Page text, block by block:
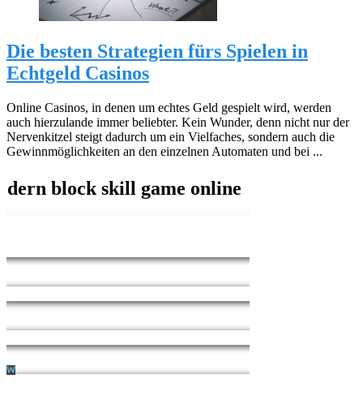
Die besten Strategien fürs Spielen in
Echtgeld Casinos
Online Casinos, in denen um echtes Geld gespielt wird, werden
auch hierzulande immer beliebter. Kein Wunder, denn nicht nur der
Nervenkitzel steigt dadurch um ein Vielfaches, sondern auch die
Gewinnmöglichkeiten an den einzelnen Automaten und bei ...